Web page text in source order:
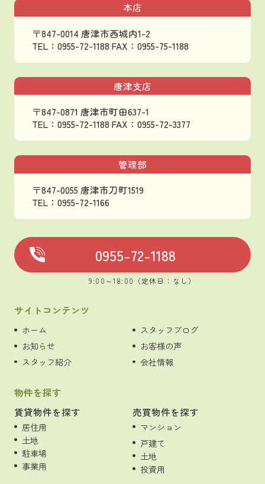
本店
〒847-0014 唐津市西城内1-2
TEL：0955-72-1188 FAX：0955-75-1188
唐津支店
〒847-0871 唐津市町田637-1
TEL：0955-72-1188 FAX：0955-72-3377
管理部
〒847-0055 唐津市刀町1519
TEL：0955-72-1166
0955-72-1188
9:00～18:00（定休日：なし）
サイトコンテンツ
ホーム
お知らせ
スタッフ紹介
スタッフブログ
お客様の声
会社情報
物件を探す
賃貸物件を探す
居住用
土地
駐車場
事業用
売買物件を探す
マンション
戸建て
土地
投資用